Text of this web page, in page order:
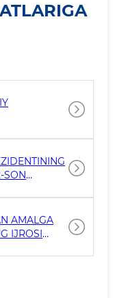
SON
AMALGA
IJROSI